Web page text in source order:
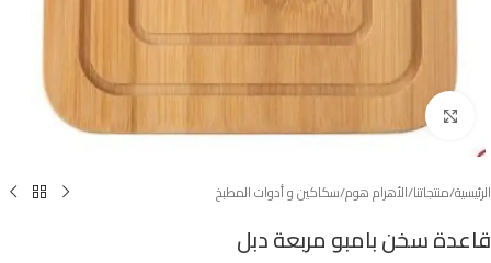
Click to enlarge
الرئيسية/منتجاتنا/الأهرام هوم/سكاكين و أدوات المطبخ
قاعدة سخن بامبو مربعة دبل